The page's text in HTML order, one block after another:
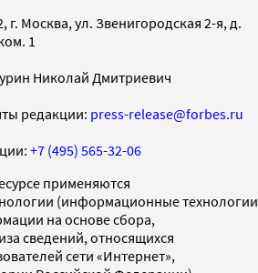
г. Москва, ул. Звенигородская 2-я, д.
1
Николай Дмитриевич
редакции: press-release@forbes.ru
+7 (495) 565-32-06
применяются
(информационные технологии
на основе сбора,
сведений, относящихся
сети «Интернет»,